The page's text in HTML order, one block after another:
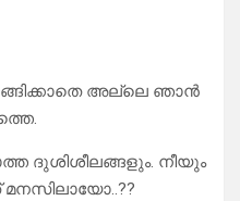
അല്ലെ ഞാൻ
ദുശിശീലങ്ങളും. നീയും